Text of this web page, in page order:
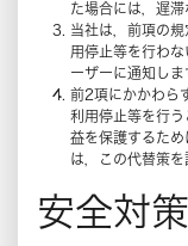
た場合には，遅滞
当社は，前項の
用停止等を行わ
ーザーに通知しま
前2項にかかわら
利用停止等を行う
益を保護するた
は，この代替策を
安全対